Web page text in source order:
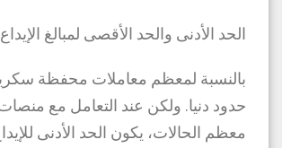
الحد الأدنى والحد الأقصى لمبالغ
بالنسبة لمعظم معاملات محفظة
حدود دنيا. ولكن عند التعامل مع
معظم الحالات، يكون الحد الأدنى